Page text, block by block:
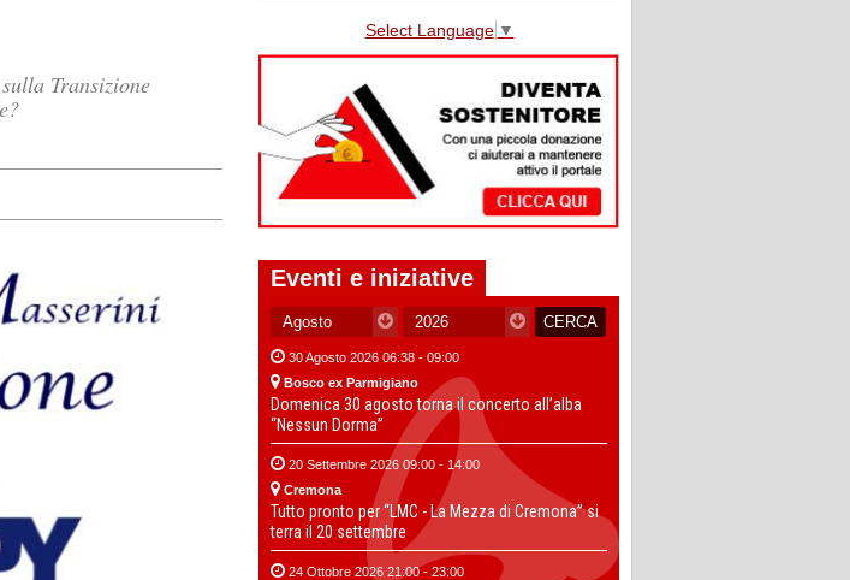
Transizione
Select Language ▼
Eventi e iniziative
30 Agosto 2026 06:38 - 09:00
Bosco ex Parmigiano
Domenica 30 agosto torna il concerto all’alba
“Nessun Dorma”
20 Settembre 2026 09:00 - 14:00
Cremona
Tutto pronto per “LMC - La Mezza di Cremona” si
terra il 20 settembre
24 Ottobre 2026 21:00 - 23:00